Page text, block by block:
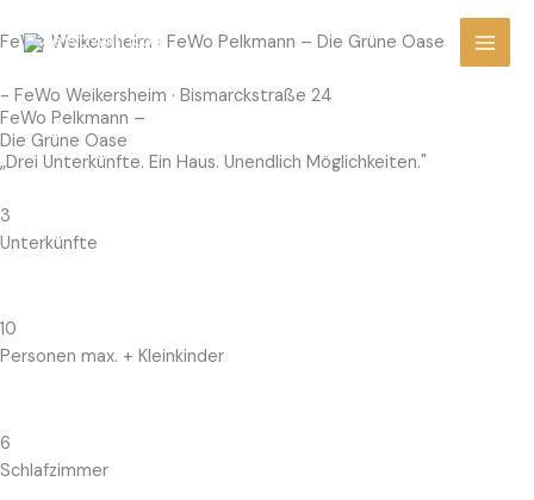
Inhalt
FeWo Weikersheim › FeWo Pelkmann – Die Grüne Oase
- FeWo Weikersheim · Bismarckstraße 24
FeWo Pelkmann –
Die Grüne Oase
„Drei Unterkünfte. Ein Haus. Unendlich Möglichkeiten."
3
Unterkünfte
10
Personen max. + Kleinkinder
6
Schlafzimmer